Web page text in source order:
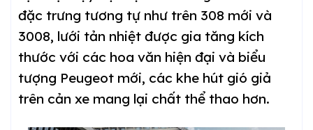
đặc trưng tương tự như trên 308 mới và
3008, lưới tản nhiệt được gia tăng kích
thước với các hoa văn hiện đại và biểu
tượng Peugeot mới, các khe hút gió giả
trên cản xe mang lại chất thể thao hơn.